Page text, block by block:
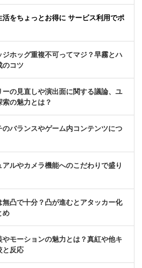
活をちょっとお得に サービス利用でポ
ジホッグ重複不可ってマジ？早霧とハ
のコツ
ーの見直しや演出面に関する議論、ユ
の魅力とは？
のバランスやゲーム内コンテンツにつ
アルやカメラ機能へのこだわりで盛り
無凸で十分？凸が進むとアタッカー化
め
やモーションの魅力とは？真紅や他キ
と反応